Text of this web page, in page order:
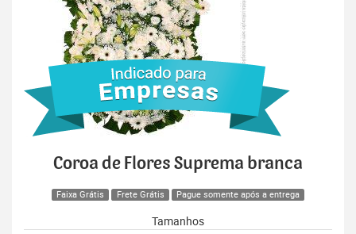
Coroa de Flores Suprema branca
Faixa Grátis Frete Grátis Pague somente após a entrega
Tamanhos